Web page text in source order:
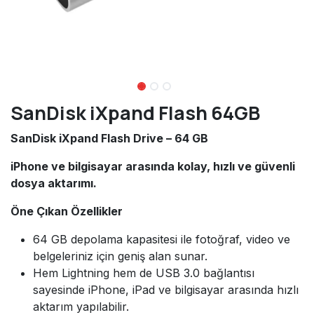
SanDisk iXpand Flash 64GB
SanDisk iXpand Flash Drive – 64 GB
iPhone ve bilgisayar arasında kolay, hızlı ve güvenli
dosya aktarımı.
Öne Çıkan Özellikler
64 GB depolama kapasitesi ile fotoğraf, video ve
belgeleriniz için geniş alan sunar.
Hem Lightning hem de USB 3.0 bağlantısı
sayesinde iPhone, iPad ve bilgisayar arasında hızlı
aktarım yapılabilir.